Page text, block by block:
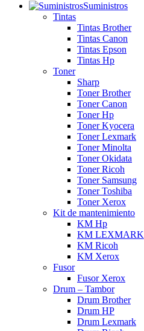
Suministros
Tintas
Tintas Brother
Tintas Canon
Tintas Epson
Tintas Hp
Toner
Sharp
Toner Brother
Toner Canon
Toner Hp
Toner Kyocera
Toner Lexmark
Toner Minolta
Toner Okidata
Toner Ricoh
Toner Samsung
Toner Toshiba
Toner Xerox
Kit de mantenimiento
KM Hp
KM LEXMARK
KM Ricoh
KM Xerox
Fusor
Fusor Xerox
Drum – Tambor
Drum Brother
Drum HP
Drum Lexmark